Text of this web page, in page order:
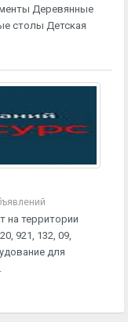
Деревянные
столы Детская
на территории
921, 132, 09,
для